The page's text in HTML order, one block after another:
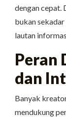
dengan cepat.
bukan
lautan
Peran
dan
Banyak
mendukung